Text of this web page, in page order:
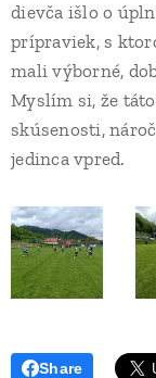
dievča išlo o
prípraviek, s
mali výborné,
Myslím si, že
skúsenosti,
jedinca vpred.
Share